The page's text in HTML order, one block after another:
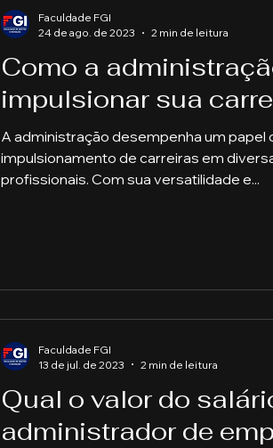
Como a
impulsionar sua
A administração desempenha um papel
impulsionamento de carreiras em
profissionais. Com sua versatilidade e...
Faculdade FGI
24 de ago. de 2023
2 min de leitura
Qual o valor do
administrador de
Faculdade FGI
13 de jul. de 2023
2 min de leitura